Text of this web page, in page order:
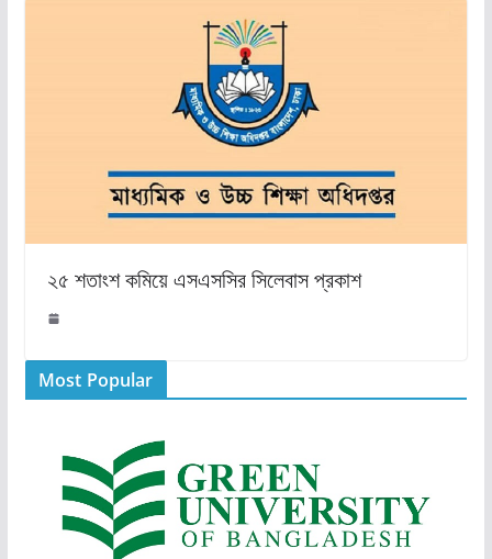
২৫ শতাংশ কমিয়ে এসএসসির সিলেবাস প্রকাশ
Most Popular